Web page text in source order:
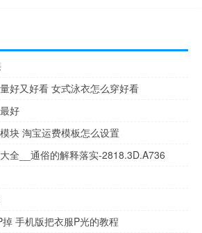
好又好看 女式泳衣怎么穿好看
好
块 淘宝运费模板怎么设置
全__通俗的解释落实-2818.3D.A736
手机版把衣服P光的教程